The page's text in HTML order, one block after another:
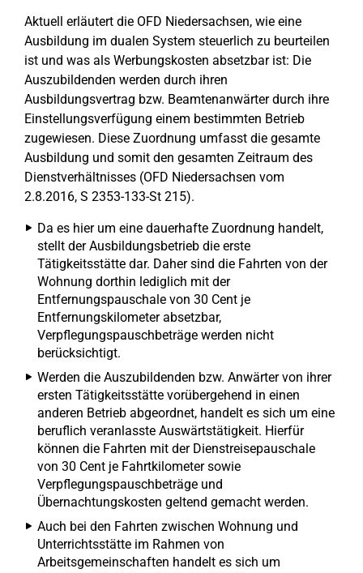
Aktuell erläutert die OFD Niedersachsen, wie eine
Ausbildung im dualen System steuerlich zu beurteilen
ist und was als Werbungskosten absetzbar ist: Die
Auszubildenden werden durch ihren
Ausbildungsvertrag bzw. Beamtenanwärter durch ihre
Einstellungsverfügung einem bestimmten Betrieb
zugewiesen. Diese Zuordnung umfasst die gesamte
Ausbildung und somit den gesamten Zeitraum des
Dienstverhältnisses (OFD Niedersachsen vom
2.8.2016, S 2353-133-St 215).
Da es hier um eine dauerhafte Zuordnung handelt,
stellt der Ausbildungsbetrieb die erste
Tätigkeitsstätte dar. Daher sind die Fahrten von der
Wohnung dorthin lediglich mit der
Entfernungspauschale von 30 Cent je
Entfernungskilometer absetzbar,
Verpflegungspauschbeträge werden nicht
berücksichtigt.
Werden die Auszubildenden bzw. Anwärter von ihrer
ersten Tätigkeitsstätte vorübergehend in einen
anderen Betrieb abgeordnet, handelt es sich um eine
beruflich veranlasste Auswärtstätigkeit. Hierfür
können die Fahrten mit der Dienstreisepauschale
von 30 Cent je Fahrtkilometer sowie
Verpflegungspauschbeträge und
Übernachtungskosten geltend gemacht werden.
Auch bei den Fahrten zwischen Wohnung und
Unterrichtsstätte im Rahmen von
Arbeitsgemeinschaften handelt es sich um